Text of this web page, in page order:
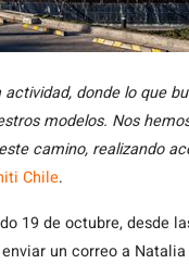
donde lo que
modelos. Nos
camino, realizando
Chile.
19 de octubre, desde
un correo a